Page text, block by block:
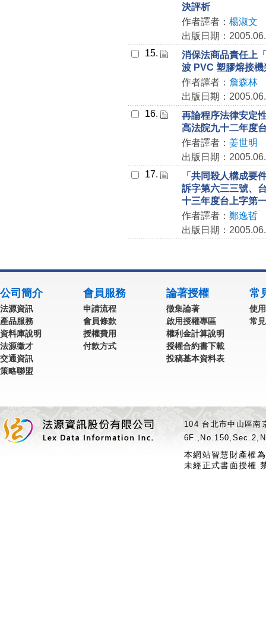
決評析
作者譯者： 楊淑文
出版日期：
15.
消保法商品責任上
波 PVC 塑膠熔接
作者譯者： 詹森林
出版日期：
16.
再論程序法律安定
高法院九十二年度
作者譯者： 姜世明
出版日期：
17.
「共同殺人構成要
訴字第六三三號、
十三年度台上字第
作者譯者： 鄭逸哲
出版日期：
公司簡介
法源資訊
產品服務
資料庫說明
法源徵才
交通資訊
策略聯盟
會員服務
申請流程
會員條款
授權費用
付款方式
論著授權
徵集論著
啟用授權專區
權利金計算說明
授權合約書下載
投稿基本資料表
常
使
常
104 台北市中山區
本網站智慧財產權
未經正式書面授權